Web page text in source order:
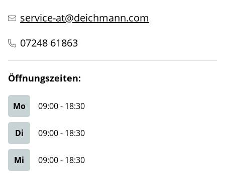
service-at@deichmann.com
07248 61863
Öffnungszeiten:
Mo 09:00- 18:30
Di 09:00- 18:30
Mi 09:00- 18:30